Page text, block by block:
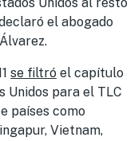
Unidos al resto
el abogado
se filtró el capítulo
Unidos para el TLC
países como
Vietnam,